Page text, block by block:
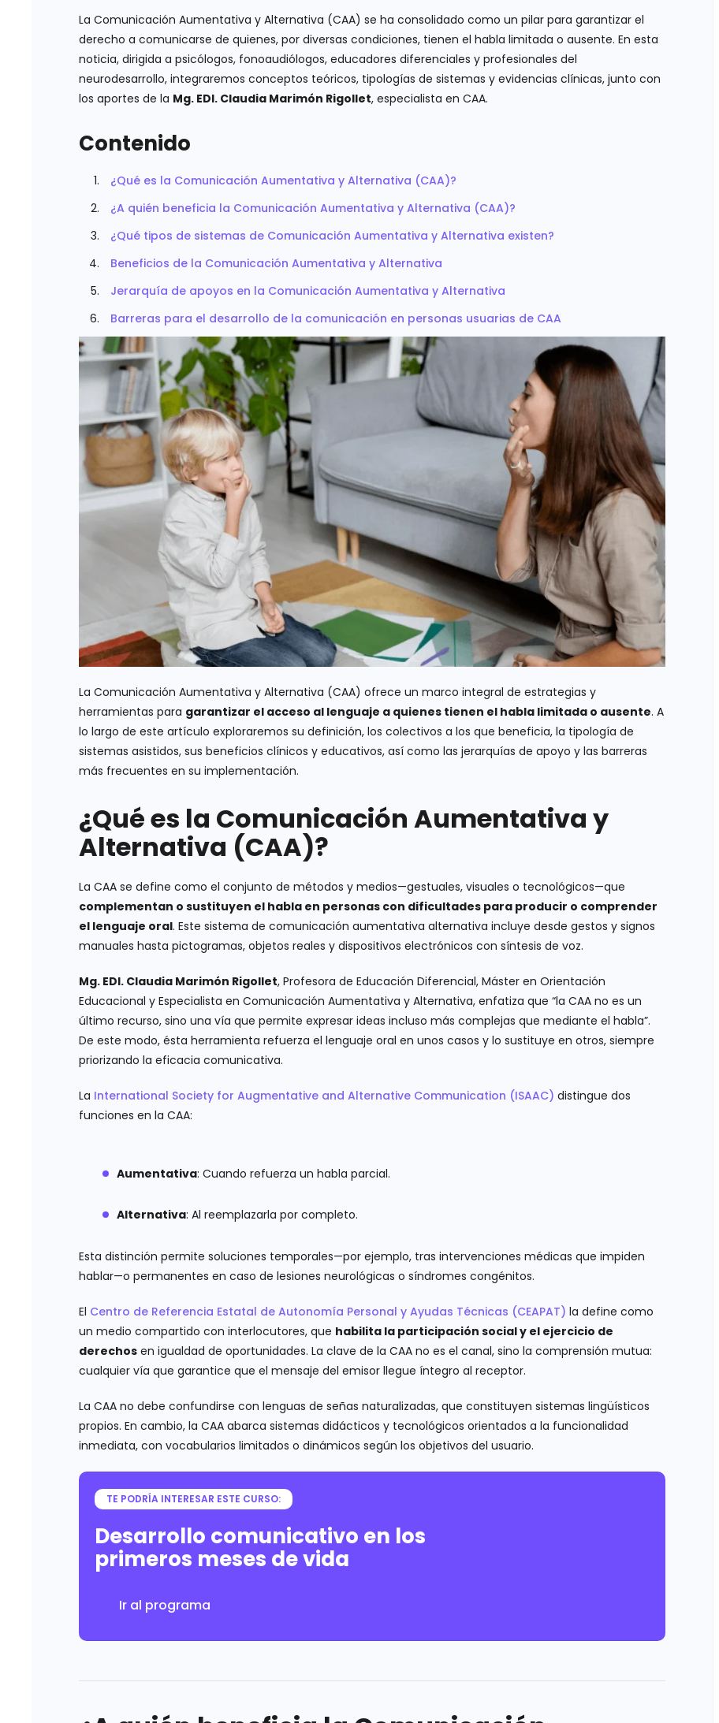
La Comunicación Aumentativa y Alternativa (CAA) se ha consolidado como un pilar para garantizar el
derecho a comunicarse de quienes, por diversas condiciones, tienen el habla limitada o ausente. En esta
noticia, dirigida a psicólogos, fonoaudiólogos, educadores diferenciales y profesionales del
neurodesarrollo, integraremos conceptos teóricos, tipologías de sistemas y evidencias clínicas, junto con
los aportes de la Mg. EDI. Claudia Marimón Rigollet, especialista en CAA.
Contenido
¿Qué es la Comunicación Aumentativa y Alternativa (CAA)?
¿A quién beneficia la Comunicación Aumentativa y Alternativa (CAA)?
¿Qué tipos de sistemas de Comunicación Aumentativa y Alternativa existen?
Beneficios de la Comunicación Aumentativa y Alternativa
Jerarquía de apoyos en la Comunicación Aumentativa y Alternativa
Barreras para el desarrollo de la comunicación en personas usuarias de CAA
La Comunicación Aumentativa y Alternativa (CAA) ofrece un marco integral de estrategias y
herramientas para garantizar el acceso al lenguaje a quienes tienen el habla limitada o ausente. A
lo largo de este artículo exploraremos su definición, los colectivos a los que beneficia, la tipología de
sistemas asistidos, sus beneficios clínicos y educativos, así como las jerarquías de apoyo y las barreras
más frecuentes en su implementación.
¿Qué es la Comunicación Aumentativa y
Alternativa (CAA)?
La CAA se define como el conjunto de métodos y medios—gestuales, visuales o tecnológicos—que
complementan o sustituyen el habla en personas con dificultades para producir o comprender
el lenguaje oral. Este sistema de comunicación aumentativa alternativa incluye desde gestos y signos
manuales hasta pictogramas, objetos reales y dispositivos electrónicos con síntesis de voz.
Mg. EDI. Claudia Marimón Rigollet, Profesora de Educación Diferencial, Máster en Orientación
Educacional y Especialista en Comunicación Aumentativa y Alternativa, enfatiza que “la CAA no es un
último recurso, sino una vía que permite expresar ideas incluso más complejas que mediante el habla”.
De este modo, ésta herramienta refuerza el lenguaje oral en unos casos y lo sustituye en otros, siempre
priorizando la eficacia comunicativa.
La International Society for Augmentative and Alternative Communication (ISAAC) distingue dos
funciones en la CAA:
Aumentativa: Cuando refuerza un habla parcial.
Alternativa: Al reemplazarla por completo.
Esta distinción permite soluciones temporales—por ejemplo, tras intervenciones médicas que impiden
hablar—o permanentes en caso de lesiones neurológicas o síndromes congénitos.
El Centro de Referencia Estatal de Autonomía Personal y Ayudas Técnicas (CEAPAT) la define como
un medio compartido con interlocutores, que habilita la participación social y el ejercicio de
derechos en igualdad de oportunidades. La clave de la CAA no es el canal, sino la comprensión mutua:
cualquier vía que garantice que el mensaje del emisor llegue íntegro al receptor.
La CAA no debe confundirse con lenguas de señas naturalizadas, que constituyen sistemas lingüísticos
propios. En cambio, la CAA abarca sistemas didácticos y tecnológicos orientados a la funcionalidad
inmediata, con vocabularios limitados o dinámicos según los objetivos del usuario.
TE PODRÍA INTERESAR ESTE CURSO:
Desarrollo comunicativo en los
primeros meses de vida
Ir al programa